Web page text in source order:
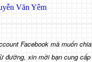
Văn Yêm
Facebook mà muốn chia
đường, xin mời bạn cung cấp